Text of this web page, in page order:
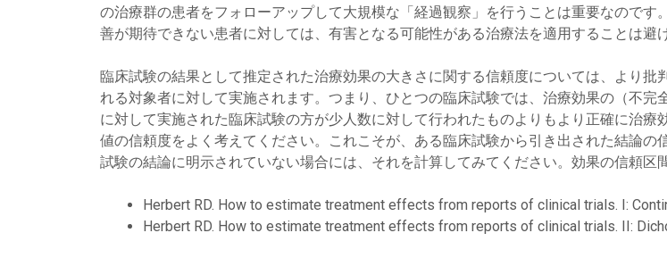
の治療群の患者をフォローアップして大規模な「経過観察」を行うことは重要なので
善が期待できない患者に対しては、有害となる可能性がある治療法を適用することは避
臨床試験の結果として推定された治療効果の大きさに関する信頼度については、より
れる対象者に対して実施されます。つまり、ひとつの臨床試験では、治療効果の（不
に対して実施された臨床試験の方が少人数に対して行われたものよりもより正確に治
値の信頼度をよく考えてください。これこそが、ある臨床試験から引き出された結論
試験の結論に明示されていない場合には、それを計算してみてください。効果の信頼区
Herbert RD. How to estimate treatment effects from reports of clinical trials. I:
Herbert RD. How to estimate treatment effects from reports of clinical trials. II: